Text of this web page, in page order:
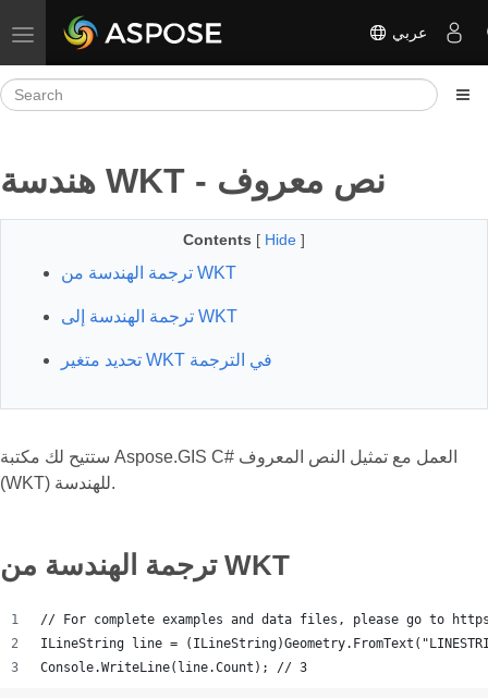
Toggle navigation عربي
هندسة WKT - نص معروف
Contents [ Hide ]
ترجمة الهندسة من WKT
ترجمة الهندسة إلى WKT
تحديد متغير WKT في الترجمة
ستتيح لك مكتبة Aspose.GIS C# العمل مع تمثيل النص المعروف
(WKT) للهندسة.
ترجمة الهندسة من WKT
// For complete examples and data files, please go to
ILineString line =
Console.WriteLine(line.Count); // 3